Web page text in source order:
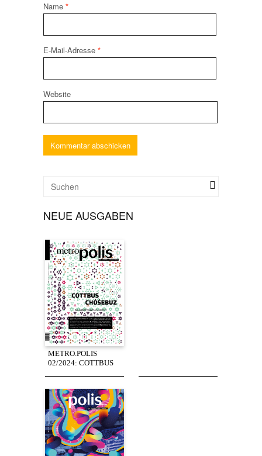
Name *
E-Mail-Adresse *
Website
NEUE AUSGABEN
METRO.POLIS
02/2024: COTTBUS